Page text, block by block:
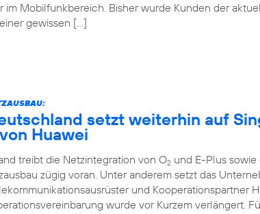
im Mobilfunkbereich. Bisher wurde Kunden der
gewissen […]
setzt weiterhin auf
Huawei
treibt die Netzintegration von O2 und E-Plus sowie
zügig voran. Unter anderem setzt das
und Kooperationspartner
wurde vor Kurzem verlängert.